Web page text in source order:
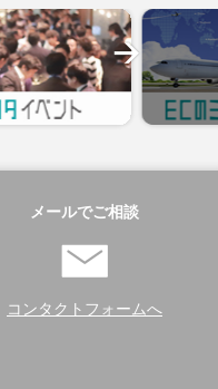
メールでご相談
コンタクトフォームへ